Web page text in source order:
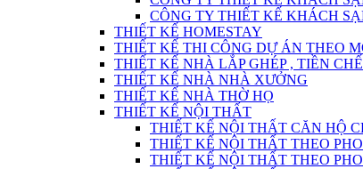
CÔNG TY THIẾT KẾ KHÁCH
THIẾT KẾ HOMESTAY
THIẾT KẾ THI CÔNG DỰ ÁN THEO
THIẾT KẾ NHÀ LẮP GHÉP , TIỀN CHẾ
THIẾT KẾ NHÀ NHÀ XƯỞNG
THIẾT KẾ NHÀ THỜ HỌ
THIẾT KẾ NỘI THẤT
THIẾT KẾ NỘI THẤT CĂN HỘ
THIẾT KẾ NỘI THẤT THEO
THIẾT KẾ NỘI THẤT THEO